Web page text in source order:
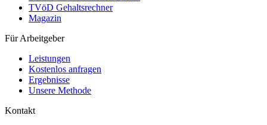
TVöD Gehaltsrechner
Magazin
Für Arbeitgeber
Leistungen
Kostenlos anfragen
Ergebnisse
Unsere Methode
Kontakt